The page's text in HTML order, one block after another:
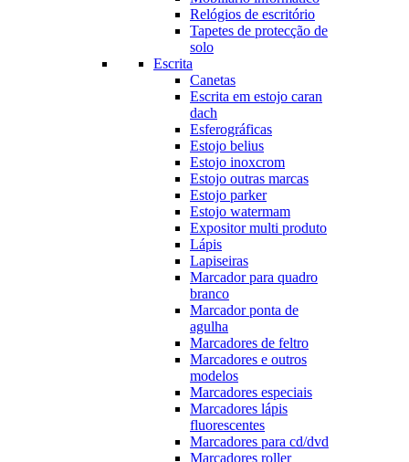
Relógios de escritório
Tapetes de protecção de
solo
Escrita
Canetas
Escrita em estojo caran
dach
Esferográficas
Estojo belius
Estojo inoxcrom
Estojo outras marcas
Estojo parker
Estojo watermam
Expositor multi produto
Lápis
Lapiseiras
Marcador para quadro
branco
Marcador ponta de
agulha
Marcadores de feltro
Marcadores e outros
modelos
Marcadores especiais
Marcadores lápis
fluorescentes
Marcadores para cd/dvd
Marcadores roller